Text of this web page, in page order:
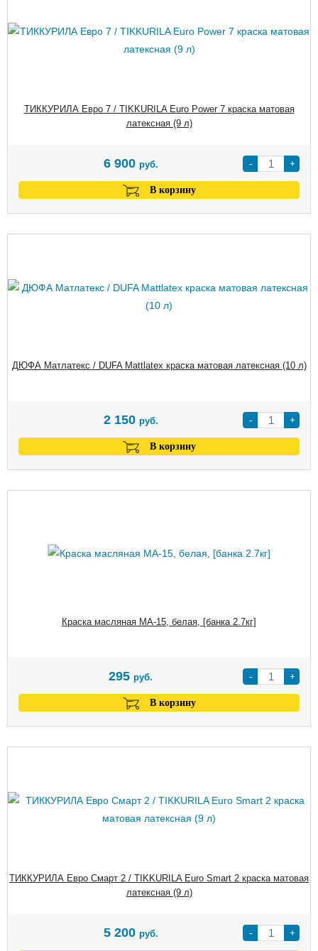
ТИККУРИЛА Евро 7 / TIKKURILA Euro Power 7 краска матовая
латексная (9 л)
- +
6 900 руб.
В корзину
ДЮФА Матлатекс / DUFA Mattlatex краска матовая латексная (10 л)
- +
2 150 руб.
В корзину
Краска масляная МА-15, белая, [банка 2.7кг]
- +
295 руб.
В корзину
ТИККУРИЛА Евро Смарт 2 / TIKKURILA Euro Smart 2 краска матовая
латексная (9 л)
- +
5 200 руб.